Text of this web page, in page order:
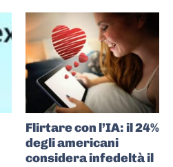
Flirtare con l’IA: il 24%
degli americani
considera infedeltà il